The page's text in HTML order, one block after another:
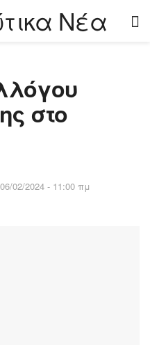
στο
06/02/2024 - 11:00 πμ